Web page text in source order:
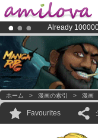
Already
Amilova
Premium
ホーム > 漫画の索引 > 漫画
Favourites